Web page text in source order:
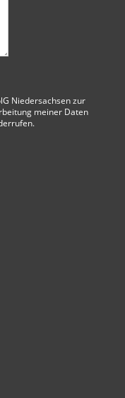
Niedersachsenzur
meiner Daten